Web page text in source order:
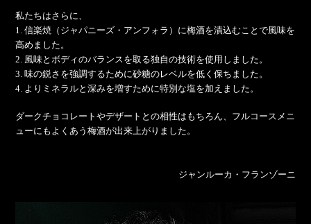
私たちはさらに、
1. 信楽焼（ジャパニーズ・アンフォラ）に梅酒を漬込むことで風味を
高めました。
2. 風味とボディのバランスを取る独自の技術を使用しました。
3. 味の鋭さを強調するために砂糖のレベルを低く保ちました。
4. よりミネラルと深みを増すために特別な塩を加えました。
ダークチョコレートやデザートとの相性はもちろん、フルコースメニ
ューにもよくあう梅酒が出来上がりました。
ジャンルーカ・フランゾーニ